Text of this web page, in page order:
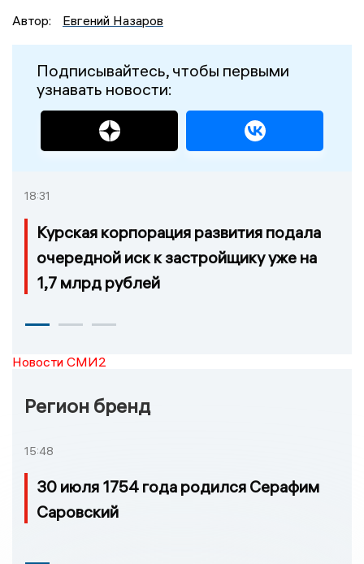
Автор:
Евгений Назаров
Подписывайтесь, чтобы первыми
узнавать новости:
18:31
Курская корпорация развития подала
очередной иск к застройщику уже на
1,7 млрд рублей
Новости СМИ2
Регион бренд
15:48
30 июля 1754 года родился Серафим
Саровский